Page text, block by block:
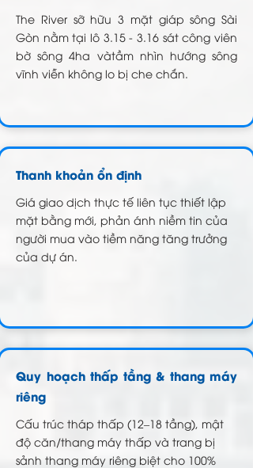
The River sỡ hữu 3 mặt giáp sông Sài
Gòn nằm tại lô 3.15 - 3.16 sát công viên
bờ sông 4ha vàtầm nhìn hướng sông
vĩnh viễn không lo bị che chắn.
Thanh khoản ổn định
Giá giao dịch thực tế liên tục thiết lập
mặt bằng mới, phản ánh niềm tin của
người mua vào tiềm năng tăng trưởng
của dự án.
Quy hoạch thấp tầng & thang máy
riêng
Cấu trúc tháp thấp (12–18 tầng), mật
độ căn/thang máy thấp và trang bị
sảnh thang máy riêng biệt cho 100%